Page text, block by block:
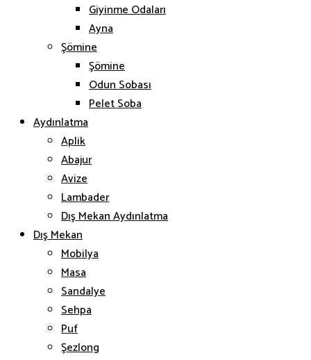
Giyinme Odaları
Ayna
Şömine
Şömine
Odun Sobası
Pelet Soba
Aydınlatma
Aplik
Abajur
Avize
Lambader
Dış Mekan Aydınlatma
Dış Mekan
Mobilya
Masa
Sandalye
Sehpa
Puf
Şezlong